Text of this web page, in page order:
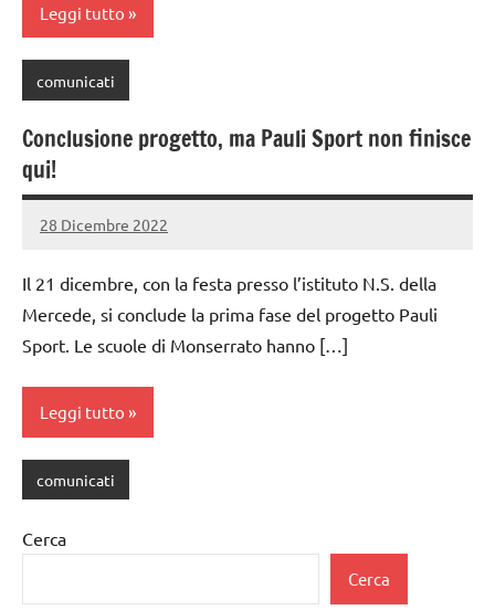
Leggi tutto
comunicati
Conclusione progetto, ma Pauli Sport non finisce
qui!
28 Dicembre 2022
PauliSport
Nessun
Il 21 dicembre, con la festa presso l’istituto N.S. della
Mercede, si conclude la prima fase del progetto Pauli
Sport. Le scuole di Monserrato hanno […]
Leggi tutto
comunicati
Cerca
Cerca